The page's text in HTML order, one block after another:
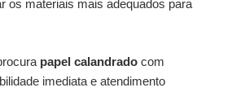
os materiais mais adequados para
papel calandrado com
imediata e atendimento